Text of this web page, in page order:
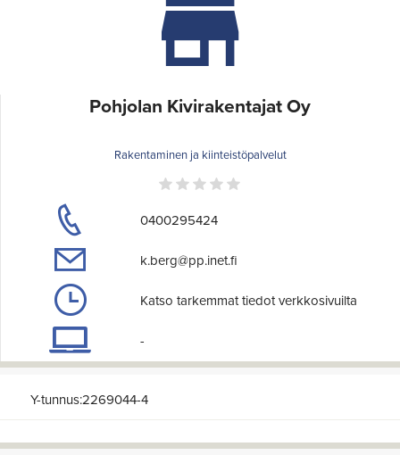
Pohjolan Kivirakentajat Oy
Rakentaminen ja kiinteistöpalvelut
0400295424
k.berg@pp.inet.fi
Katso tarkemmat tiedot verkkosivuilta
-
Y-tunnus:2269044-4